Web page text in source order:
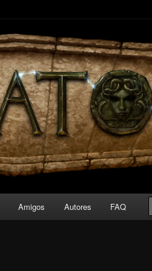
Amigos Autores FAQ